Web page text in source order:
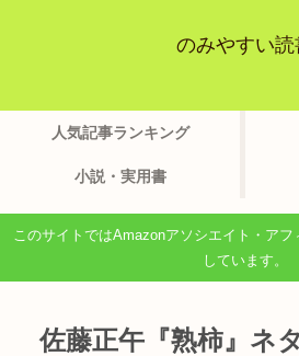
のみやすい読
人気記事ランキング
小説・実用書
このサイトではAmazonアソシエイト・ア
しています。
佐藤正午『熟柿』ネ